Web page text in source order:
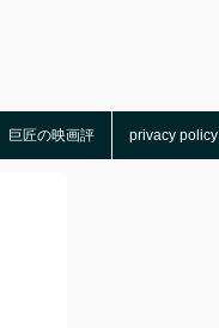
巨匠の映画評 privacy policy